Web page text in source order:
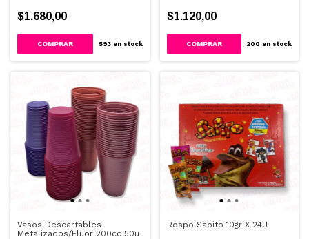
$1.680,00
COMPRAR 593en stock
$1.120,00
200 en stock
Vasos Descartables
Metalizados/Fluor 200cc 50u
Rospo Sapito 10gr X 24U